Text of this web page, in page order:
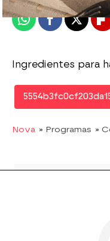
WhatsappFacebook
X
Ingredientes para
Nova » Programas »